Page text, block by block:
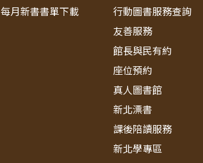
每月新書書單下載
行動圖書服務查詢
友善服務
館長與民有約
座位預約
真人圖書館
新北漂書
課後陪讀服務
新北學專區